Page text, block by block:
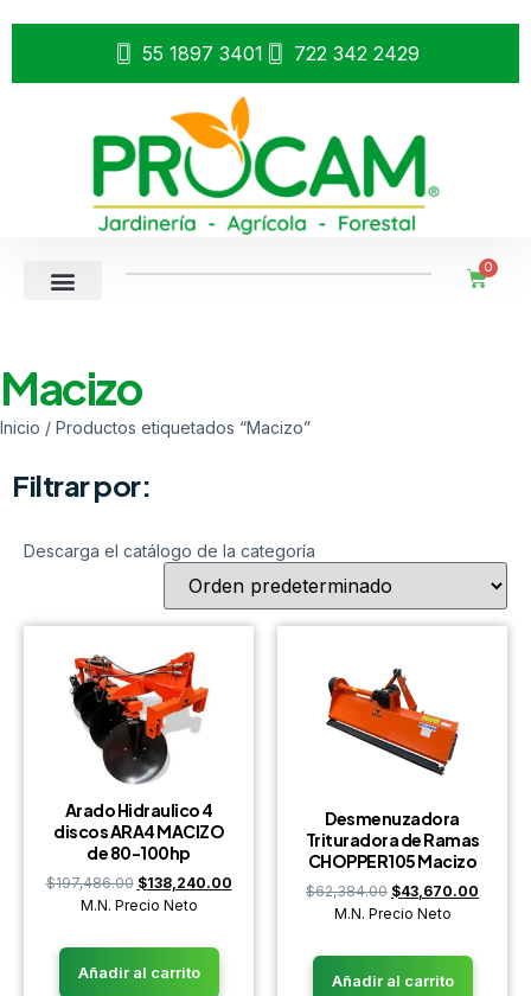
55 1897 3401 722 342 2429
0
Macizo
Inicio / Productos etiquetados “Macizo”
Filtrar por:
Descarga el catálogo de la categoría
Arado Hidraulico 4
discos ARA4 MACIZO
de 80-100hp
$197,486.00 $138,240.00
M.N. Precio Neto
Añadir al carrito
Desmenuzadora
Trituradora de Ramas
CHOPPER105 Macizo
$62,384.00 $43,670.00
M.N. Precio Neto
Añadir al carrito